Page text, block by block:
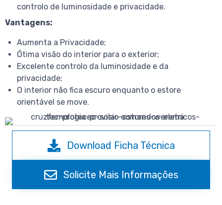
controlo de luminosidade e privacidade.
Vantagens:
Aumenta a Privacidade;
Ótima visão do interior para o exterior;
Excelente controlo da luminosidade e da
privacidade;
O interior não fica escuro enquanto o estore
orientável se move.
Download Ficha Técnica
Solicite Mais Informações